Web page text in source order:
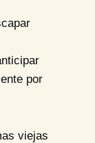
por
viejas